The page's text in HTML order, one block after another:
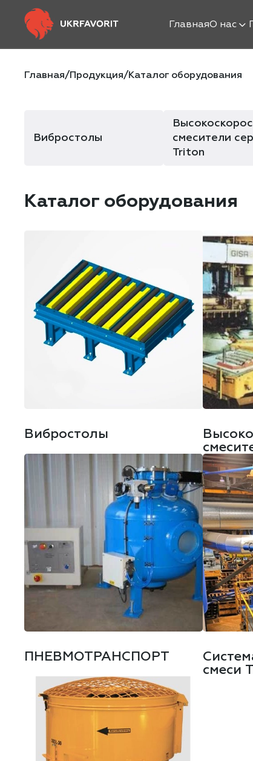
ГлавнаяО нас
Главная/Продукция/Каталог оборудования
Вибростолы
смесители
Triton
Каталог оборудования
Вибростолы
ПНЕВМОТРАНСПОРТ
смеси